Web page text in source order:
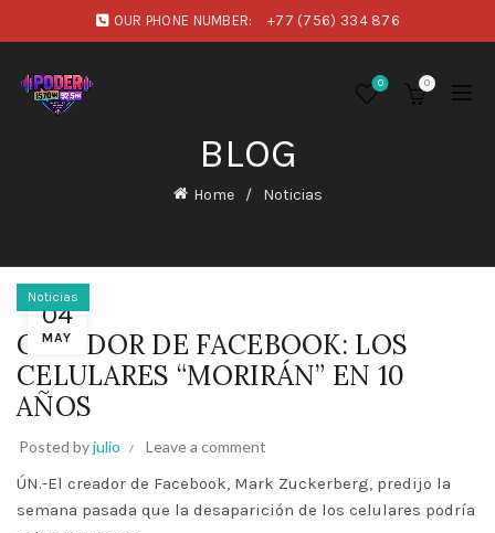
OUR PHONE NUMBER: +77 (756) 334 876
0 0
BLOG
Home Noticias
04
MAY
Noticias
CREADOR DE FACEBOOK: LOS
CELULARES “MORIRÁN” EN 10
AÑOS
Posted byjulio Leave a comment
ÚN.-El creador de Facebook, Mark Zuckerberg, predijo la
semana pasada que la desaparición de los celulares podría